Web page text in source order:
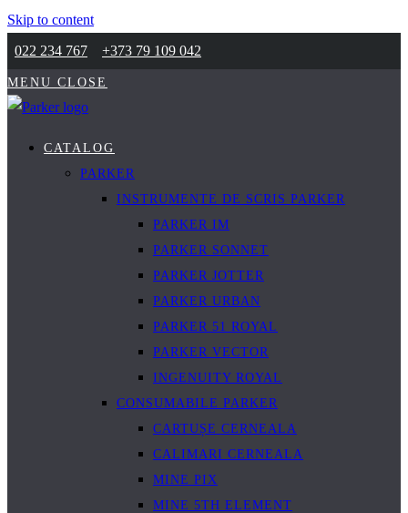
Skip to content
022 234 767
+373 79 109 042
MENU CLOSE
CATALOG
PARKER
INSTRUMENTE DE SCRIS PARKER
PARKER IM
PARKER SONNET
PARKER JOTTER
PARKER URBAN
PARKER 51 ROYAL
PARKER VECTOR
INGENUITY ROYAL
CONSUMABILE PARKER
CARTUȘE CERNEALA
CALIMARI CERNEALA
MINE PIX
MINE 5TH ELEMENT